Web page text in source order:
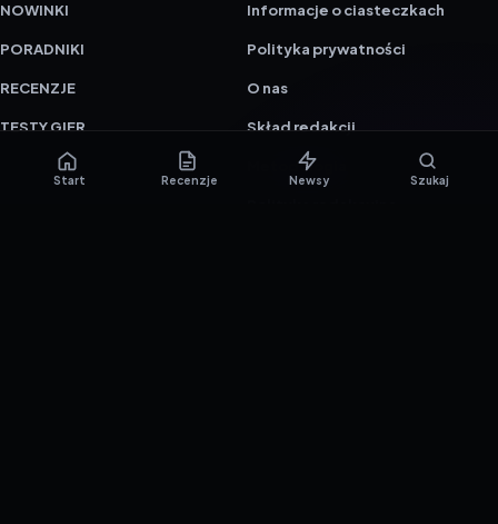
NOWINKI
PORADNIKI
RECENZJE
TESTY GIER
Informacje o ciasteczkach
Polityka prywatności
O nas
Skład redakcji
Metodologia
Start Recenzje Newsy Szukaj